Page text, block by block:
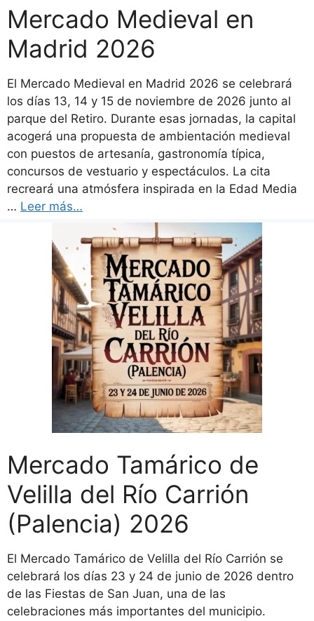
Mercado Medieval en
Madrid 2026
El Mercado Medieval en Madrid 2026 se celebrará
los días 13, 14 y 15 de noviembre de 2026 junto al
parque del Retiro. Durante esas jornadas, la capital
acogerá una propuesta de ambientación medieval
con puestos de artesanía, gastronomía típica,
concursos de vestuario y espectáculos. La cita
recreará una atmósfera inspirada en la Edad Media
… Leer más…
Mercado Tamárico de
Velilla del Río Carrión
(Palencia) 2026
El Mercado Tamárico de Velilla del Río Carrión se
celebrará los días 23 y 24 de junio de 2026 dentro
de las Fiestas de San Juan, una de las
celebraciones más importantes del municipio.